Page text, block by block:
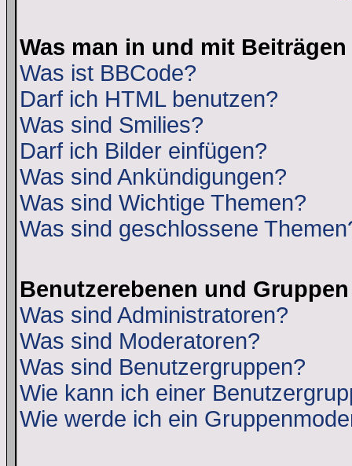
Was man in und mit
Was ist BBCode?
Darf ich HTML benutzen?
Was sind Smilies?
Darf ich Bilder einfügen?
Was sind Ankündigungen?
Was sind Wichtige Themen?
Was sind geschlossene
Benutzerebenen und Gruppen
Was sind Administratoren?
Was sind Moderatoren?
Was sind Benutzergruppen?
Wie kann ich einer
Wie werde ich ein